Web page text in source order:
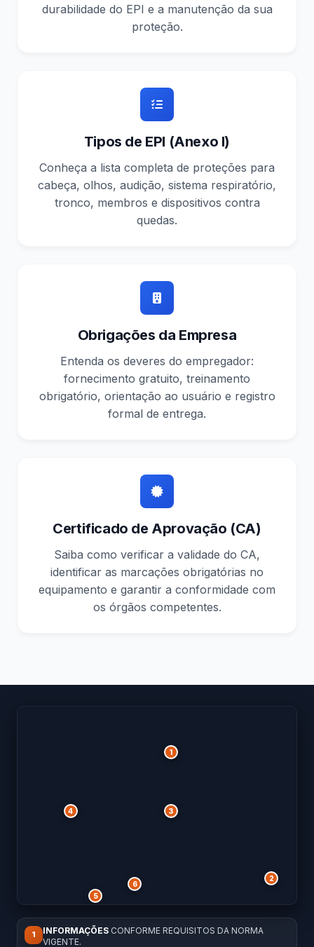
durabilidade do EPI e a manutenção da sua
proteção.
Tipos de EPI (Anexo I)
Conheça a lista completa de proteções para
cabeça, olhos, audição, sistema respiratório,
tronco, membros e dispositivos contra
quedas.
Obrigações da Empresa
Entenda os deveres do empregador:
fornecimento gratuito, treinamento
obrigatório, orientação ao usuário e registro
formal de entrega.
Certificado de Aprovação (CA)
Saiba como verificar a validade do CA,
identificar as marcações obrigatórias no
equipamento e garantir a conformidade com
os órgãos competentes.
1
2
3
4
5
6
1 INFORMAÇÕES CONFORME REQUISITOS DA NORMA
VIGENTE.